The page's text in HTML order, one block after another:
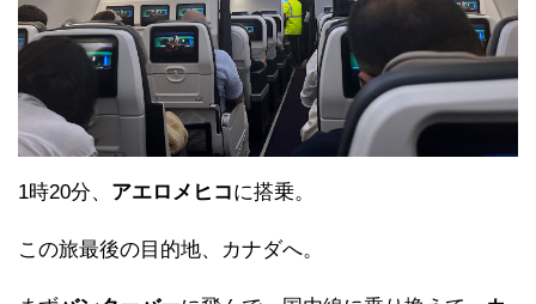
1時20分、 アエロメヒコに搭乗。
この旅最後の目的地、カナダへ。